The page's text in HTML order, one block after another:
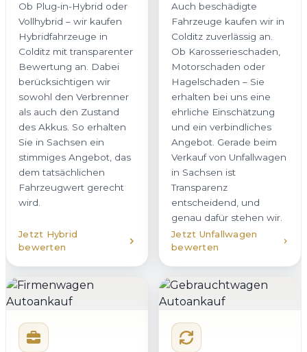
Ob Plug-in-Hybrid oder
Vollhybrid – wir kaufen
Hybridfahrzeuge in
Colditz mit transparenter
Bewertung an. Dabei
berücksichtigen wir
sowohl den Verbrenner
als auch den Zustand
des Akkus. So erhalten
Sie in Sachsen ein
stimmiges Angebot, das
dem tatsächlichen
Fahrzeugwert gerecht
wird.
Jetzt Hybrid
bewerten
Auch beschädigte
Fahrzeuge kaufen wir in
Colditz zuverlässig an.
Ob Karosserieschaden,
Motorschaden oder
Hagelschaden – Sie
erhalten bei uns eine
ehrliche Einschätzung
und ein verbindliches
Angebot. Gerade beim
Verkauf von Unfallwagen
in Sachsen ist
Transparenz
entscheidend, und
genau dafür stehen wir.
Jetzt Unfallwagen
bewerten